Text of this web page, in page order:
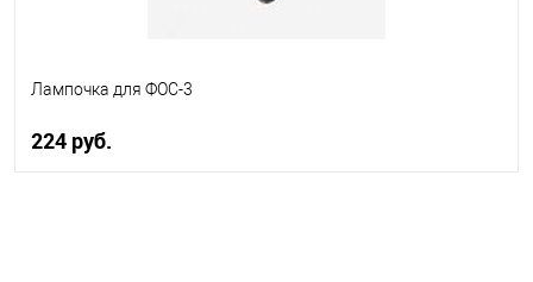
Лампочка для ФОС-3
224 руб.